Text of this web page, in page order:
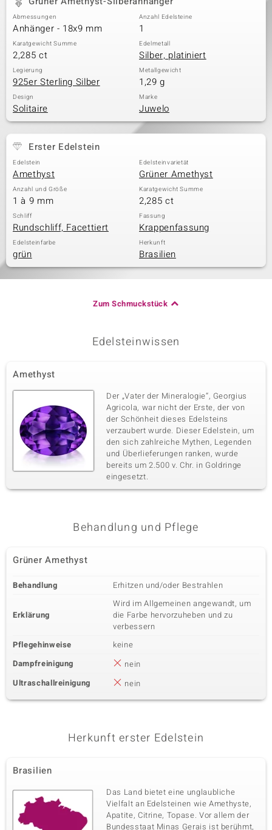
Classics
Abmessungen
Anhänger - 18x9 mm
Anzahl Edelsteine
1
Karatgewicht Summe
2,285 ct
Edelmetall
Silber, platiniert
Legierung
925er Sterling Silber
Metallgewicht
1,29 g
Design
Solitaire
Marke
Juwelo
Erster Edelstein
Edelstein
Amethyst
Edelsteinvarietät
Grüner Amethyst
Anzahl und Größe
1 à 9 mm
Karatgewicht Summe
2,285 ct
Schliff
Rundschliff, Facettiert
Fassung
Krappenfassung
Edelsteinfarbe
grün
Herkunft
Brasilien
Zum Schmuckstück
Edelsteinwissen
Amethyst
Der „Vater der Mineralogie“, Georgius
Agricola, war nicht der Erste, der von
der Schönheit dieses Edelsteins
verzaubert wurde. Dieser Edelstein, um
den sich zahlreiche Mythen, Legenden
und Überlieferungen ranken, wurde
bereits um 2.500 v. Chr. in Goldringe
eingesetzt.
Behandlung und Pflege
Grüner Amethyst
Behandlung Erhitzen und/oder Bestrahlen
Erklärung
Wird im Allgemeinen angewandt, um
die Farbe hervorzuheben und zu
verbessern
Pflegehinweise
keine
Dampfreinigung
nein
Ultraschallreinigung
nein
Herkunft erster Edelstein
Brasilien
Das Land bietet eine unglaubliche
Vielfalt an Edelsteinen wie Amethyste,
Apatite, Citrine, Topase. Vor allem der
Bundesstaat Minas Gerais ist berühmt,